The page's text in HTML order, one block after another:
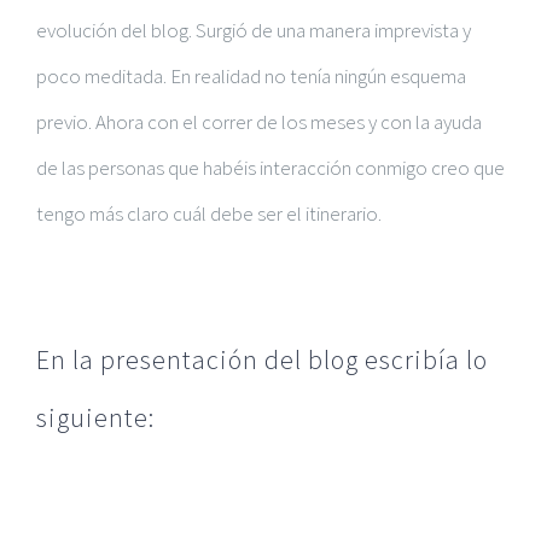
evolución del blog. Surgió de una manera imprevista y
poco meditada. En realidad no tenía ningún esquema
previo. Ahora con el correr de los meses y con la ayuda
de las personas que habéis interacción conmigo creo que
tengo más claro cuál debe ser el itinerario.
En la presentación del blog escribía lo
siguiente: